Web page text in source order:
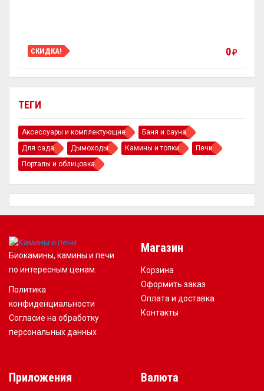
ТЕГИ
Аксессуары и комплектующие
Баня и сауна
Для сада
Дымоходы Камины и топки
Печи
Порталы и облицовка
СКИДКА! 0 ₽
Биокамины, камины и печи
по интересным ценам.
Политика
конфиденциальности
Согласие на обработку
персональных данных
Магазин
Корзина
Оформить заказ
Оплата и доставка
Контакты
Приложения Валюта